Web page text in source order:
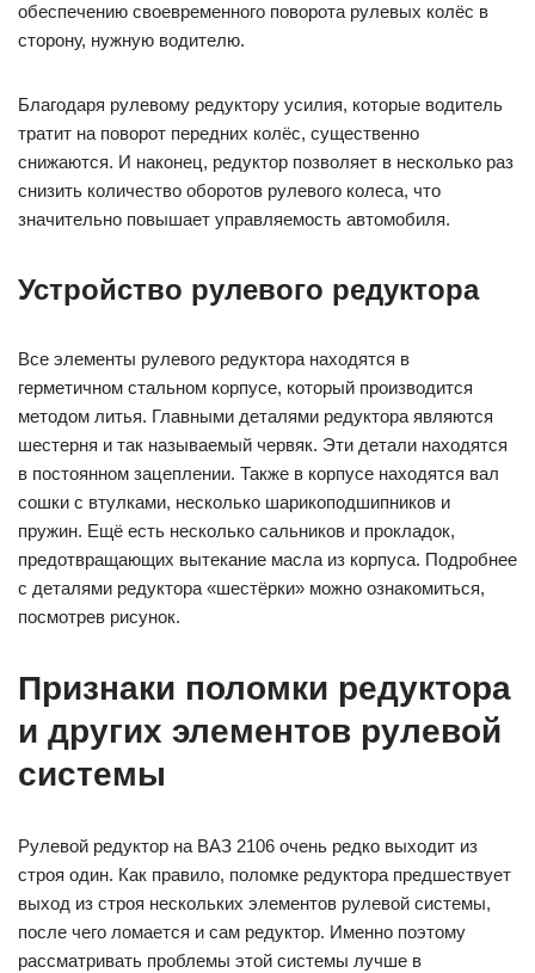
обеспечению своевременного поворота рулевых колёс в
сторону, нужную водителю.
Благодаря рулевому редуктору усилия, которые водитель
тратит на поворот передних колёс, существенно
снижаются. И наконец, редуктор позволяет в несколько раз
снизить количество оборотов рулевого колеса, что
значительно повышает управляемость автомобиля.
Устройство рулевого редуктора
Все элементы рулевого редуктора находятся в
герметичном стальном корпусе, который производится
методом литья. Главными деталями редуктора являются
шестерня и так называемый червяк. Эти детали находятся
в постоянном зацеплении. Также в корпусе находятся вал
сошки с втулками, несколько шарикоподшипников и
пружин. Ещё есть несколько сальников и прокладок,
предотвращающих вытекание масла из корпуса. Подробнее
с деталями редуктора «шестёрки» можно ознакомиться,
посмотрев рисунок.
Признаки поломки редуктора
и других элементов рулевой
системы
Рулевой редуктор на ВАЗ 2106 очень редко выходит из
строя один. Как правило, поломке редуктора предшествует
выход из строя нескольких элементов рулевой системы,
после чего ломается и сам редуктор. Именно поэтому
рассматривать проблемы этой системы лучше в